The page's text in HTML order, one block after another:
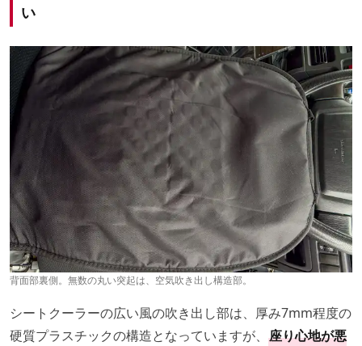
い
背面部裏側。無数の丸い突起は、空気吹き出し構造部。
シートクーラーの広い風の吹き出し部は、厚み7mm程度の
硬質プラスチックの構造となっていますが、 座り心地が悪